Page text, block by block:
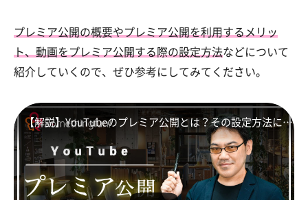
プレミア公開の概要やプレミア公開を利用するメリッ
ト、動画をプレミア公開する際の設定方法などについて
紹介していくので、ぜひ参考にしてみてください。
【解説】YouTubeのプレミア公開とは？その設定方法について